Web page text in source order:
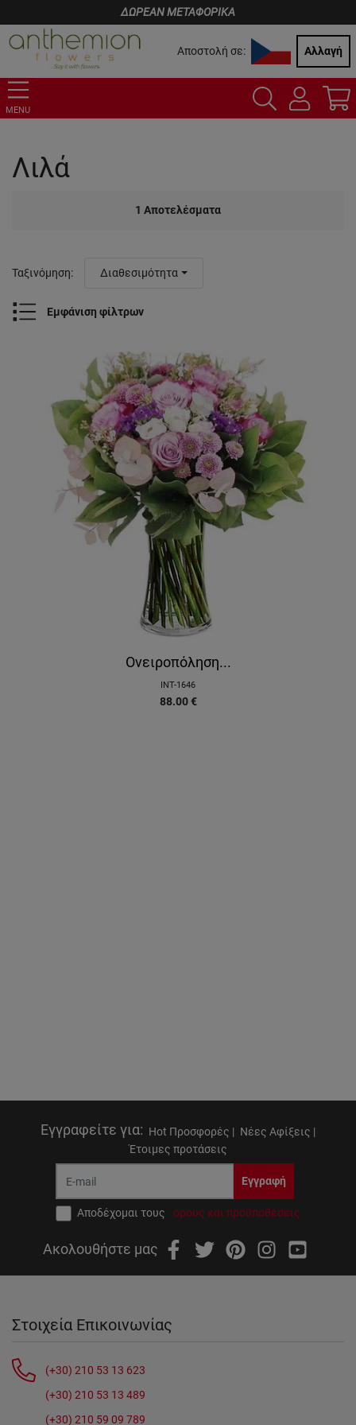
ΔΩΡΕΑΝ ΜΕΤΑΦΟΡΙΚΑ
Αποστολή σε: Αλλαγή
MENU
Λιλά
1 Αποτελέσματα
Εμφάνιση φίλτρων
Ταξινόμηση: Διαθεσιμότητα
Ονειροπόληση...
INT-1646
88.00 €
Εγγραφείτε για: Hot Προσφορές | Νέες Αφίξεις |
Έτοιμες προτάσεις
Εγγραφή
Αποδέχομαι τους όρους και προϋποθέσεις
Ακολουθήστε μας
Στοιχεία Επικοινωνίας
(+30) 210 53 13 623
(+30) 210 53 13 489
(+30) 210 59 09 789